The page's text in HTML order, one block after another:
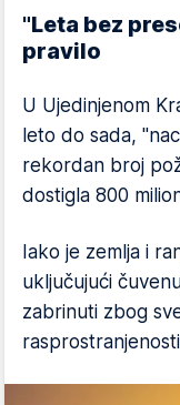
"Leta bez
pravilo
U Ujedinjenom
leto do sada,
rekordan broj
dostigla 800
Iako je zemlja i
uključujući
zabrinuti zbog